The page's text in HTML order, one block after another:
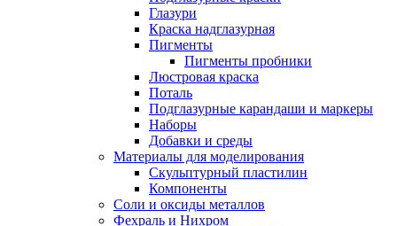
Глазури
Краска надглазурная
Пигменты
Пигменты пробники
Люстровая краска
Поталь
Подглазурные карандаши и маркеры
Наборы
Добавки и среды
Материалы для моделирования
Скульптурный пластилин
Компоненты
Соли и оксиды металлов
Фехраль и Нихром